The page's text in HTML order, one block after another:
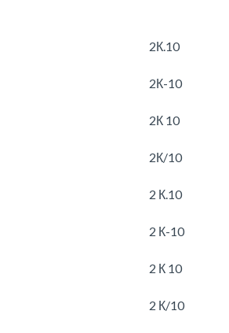
2К.10
2К-10
2К 10
2К/10
2 К.10
2 К-10
2 К 10
2 К/10